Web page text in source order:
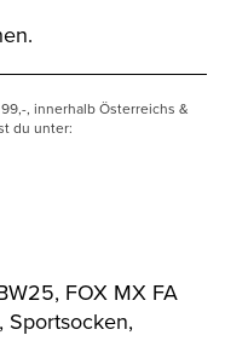
, innerhalb Österreichs &
du unter:
FOX MX FA